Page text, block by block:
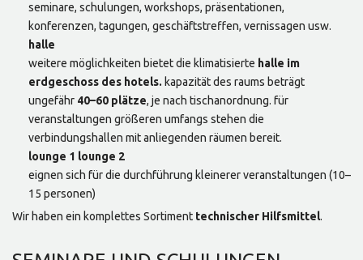
seminare, schulungen, workshops, präsentationen,
konferenzen, tagungen, geschäftstreffen, vernissagen usw.
halle
weitere möglichkeiten bietet die klimatisierte halle im
erdgeschoss des hotels. kapazität des raums beträgt
ungefähr 40–60 plätze, je nach tischanordnung. für
veranstaltungen größeren umfangs stehen die
verbindungshallen mit anliegenden räumen bereit.
lounge 1 lounge 2
eignen sich für die durchführung kleinerer veranstaltungen (10–
15 personen)
Wir haben ein komplettes Sortiment technischer Hilfsmittel.